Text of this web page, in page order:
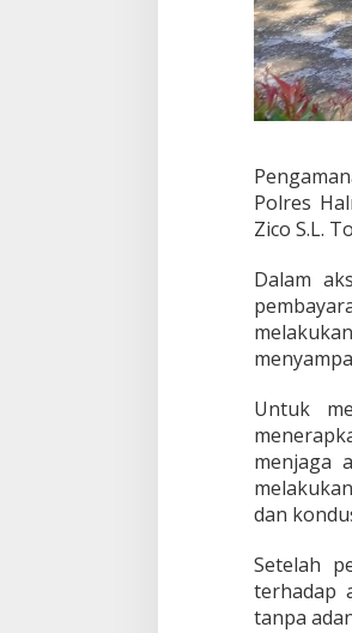
Polres
Zico S.L.
Dalam
Untuk
menjaga
dan
Setelah
terhadap
tanpa